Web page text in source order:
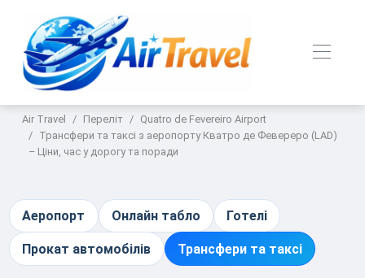
Air Travel Переліт
Quatro de Fevereiro Airport
Трансфери та таксі з аеропорту Кватро де Февереро (LAD)
– Ціни, час у дорогу та поради
Аеропорт Онлайн табло Готелі
Прокат автомобілів Трансфери та таксі